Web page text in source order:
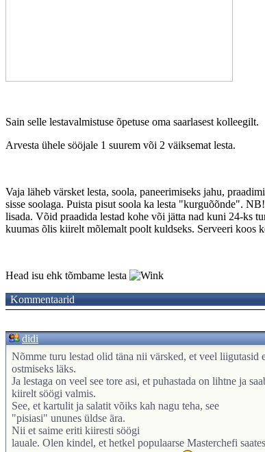
Sain selle lestavalmistuse õpetuse oma saarlasest kolleegilt.
Arvesta ühele sööjale 1 suurem või 2 väiksemat lesta.
Vaja läheb värsket lesta, soola, paneerimiseks jahu,
sisse soolaga. Puista pisut soola ka lesta "kurguõõnde".
lisada. Võid praadida lestad kohe või jätta nad kuni 24-ks
kuumas õlis kiirelt mõlemalt poolt kuldseks. Serveeri koos
Head isu ehk tõmbame lesta
Kommentaarid
didi
Nõmme turu lestad olid täna nii värsked, et veel liigutasid
ostmiseks läks.
Ja lestaga on veel see tore asi, et puhastada on lihtne ja
kiirelt söögi valmis.
See, et kartulit ja salatit võiks kah nagu teha, see
"pisiasi" ununes üldse ära.
Nii et saime eriti kiiresti söögi
lauale. Olen kindel, et hetkel populaarse Masterchefi